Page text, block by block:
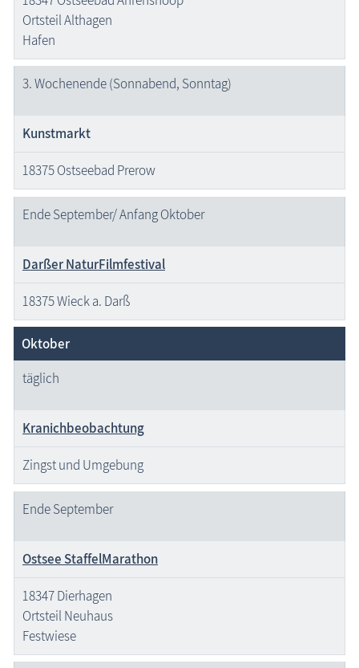
Ortsteil Althagen
Hafen
3. Wochenende (Sonnabend, Sonntag)
Kunstmarkt
18375 Ostseebad Prerow
Ende September/ Anfang Oktober
Darßer NaturFilmfestival
18375 Wieck a. Darß
Oktober
täglich
Kranichbeobachtung
Zingst und Umgebung
Ende September
Ostsee StaffelMarathon
18347 Dierhagen
Ortsteil Neuhaus
Festwiese